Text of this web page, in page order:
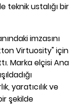
teknik ustalığı bir
imzasını
Virtuosity" için
Marka elçisi Ana
yaratıcılık ve
şekilde